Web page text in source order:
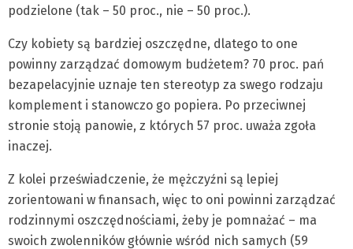
podzielone (tak – 50 proc., nie – 50 proc.).
Czy kobiety są bardziej oszczędne, dlatego to one
powinny zarządzać domowym budżetem? 70 proc. pań
bezapelacyjnie uznaje ten stereotyp za swego rodzaju
komplement i stanowczo go popiera. Po przeciwnej
stronie stoją panowie, z których 57 proc. uważa zgoła
inaczej.
Z kolei przeświadczenie, że mężczyźni są lepiej
zorientowani w finansach, więc to oni powinni zarządzać
rodzinnymi oszczędnościami, żeby je pomnażać – ma
swoich zwolenników głównie wśród nich samych (59